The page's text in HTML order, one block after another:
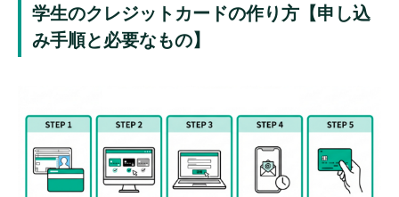
STEP⑤：【受取】即時カード番号発行または郵
送でカードを受け取る
れる
【留学予定者】海外移住後は作れないため「出
学生のクレジットカードの作り方【申し込
み手順と必要なもの】